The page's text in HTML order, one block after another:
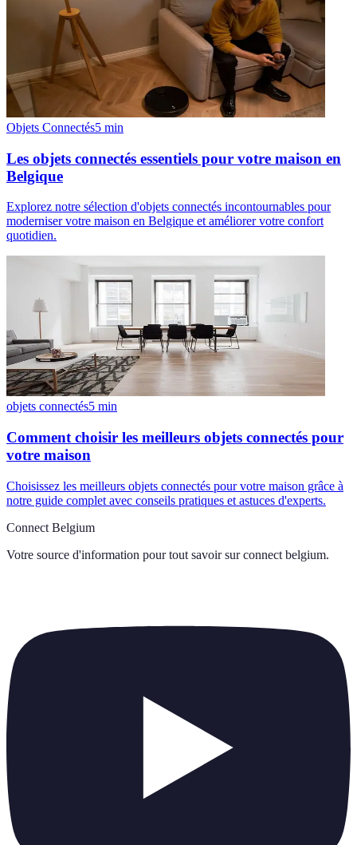
Objets Connectés5 min
Les objets connectés essentiels pour votre maison en
Belgique
Explorez notre sélection d'objets connectés incontournables pour
moderniser votre maison en Belgique et améliorer votre confort
quotidien.
objets connectés5 min
Comment choisir les meilleurs objets connectés pour
votre maison
Choisissez les meilleurs objets connectés pour votre maison grâce à
notre guide complet avec conseils pratiques et astuces d'experts.
Connect Belgium
Votre source d'information pour tout savoir sur connect belgium.